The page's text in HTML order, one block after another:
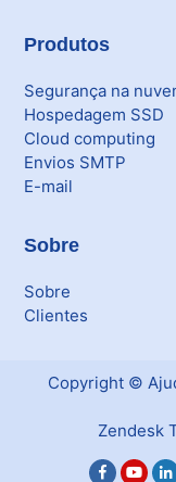
Produtos
Segurança na
Hospedagem SSD
Cloud computing
Envios SMTP
E-mail
Sobre
Sobre
Clientes
Copyright ©
Zendesk